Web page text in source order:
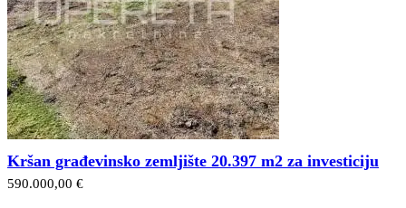
Kršan građevinsko zemljište 20.397 m2 za investiciju
590.000,00 €